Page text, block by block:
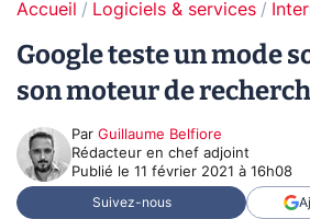
Accueil Logiciels & services
Google teste un mode
son moteur de
Par Guillaume Belfiore
Rédacteur en chef adjoint
Publié le 11 février 2021 à 16h08
Suivez-nous